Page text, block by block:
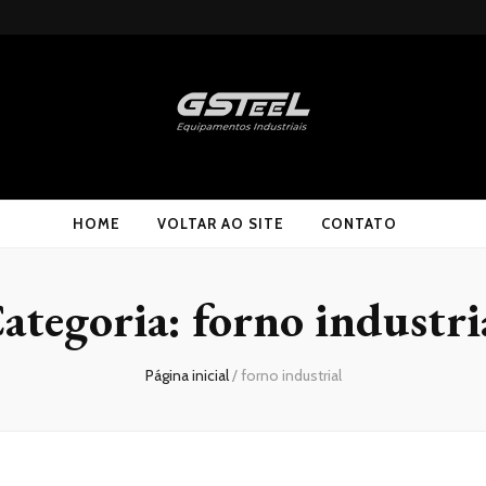
HOME VOLTAR AO SITE CONTATO
forno
Página inicial/forno industrial